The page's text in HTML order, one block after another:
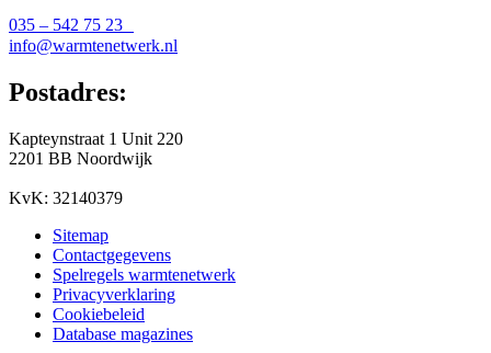
035 – 542 75 23
info@warmtenetwerk.nl
Postadres:
Kapteynstraat 1 Unit 220
2201 BB Noordwijk
KvK: 32140379
Sitemap
Contactgegevens
Spelregels warmtenetwerk
Privacyverklaring
Cookiebeleid
Database magazines